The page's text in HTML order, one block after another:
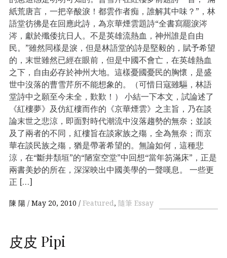
紙荒唐言，一把辛酸淚！都雲作者痴，誰解其中味？”，林
語堂彷彿是在回應此詩，為京華煙雲題詩“全書寫罷淚涔
涔，獻於殲倭抗日人。不是英雄流熱血，神州誰是自由
民。”雖然同樣是淚，但是林語堂的詩是堅毅的，賦予希望
的，末世雖然已經在眼前，但是中國不會亡，在英雄熱血
之下，自由必存於神州大地。這樣憂國憂民的胸懷，是盛
世中沒落的曹雪芹所不能想象的。（可惜日寇雖驅，林語
堂詩中之願至今未全，歎歎！） 小結一下本文，試論述了
《紅樓夢》及仿紅樓而作的《京華煙雲》之主旨，乃在談
論末世之悲涼，即面對時代潮流中沒落趨勢的無奈；並談
及了兩者的不同，紅樓旨在談家族之殤，全為無奈；而京
華在談民族之殤，猶是帶著希望的。無論如何，這種悲
涼，在“斷井頹垣”的“陋室空堂”中回想“當年笏滿床”，正是
兩書美妙的所在，深深映出中國美學的一聲嘆息。 一些更
正 […]
陳 陽 May 20, 2010 Featured, 隨筆 Essay
皮皮 Pipi